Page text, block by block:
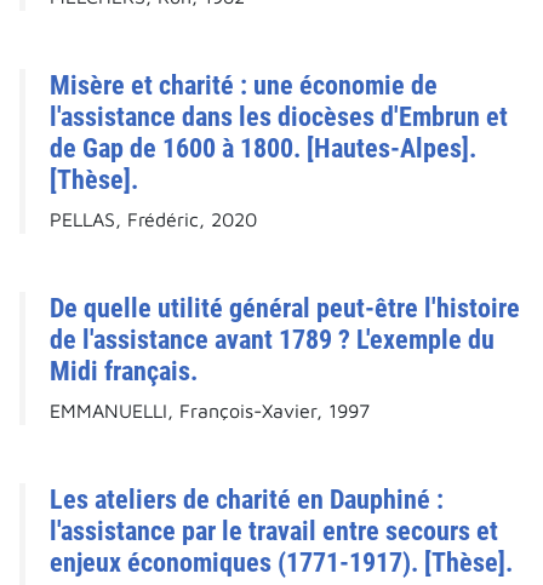
Misère et charité : une économie de
l'assistance dans les diocèses d'Embrun et
de Gap de 1600 à 1800. [Hautes-Alpes].
[Thèse].
PELLAS, Frédéric, 2020
De quelle utilité général peut-être l'histoire
de l'assistance avant 1789 ? L'exemple du
Midi français.
EMMANUELLI, François-Xavier, 1997
Les ateliers de charité en Dauphiné :
l'assistance par le travail entre secours et
enjeux économiques (1771-1917). [Thèse].